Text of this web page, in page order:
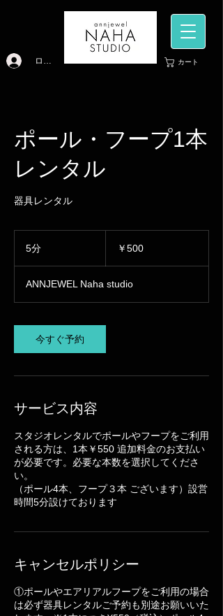
カート
ログイン
ポール・フープ1本
レンタル
器具レンタル
5分 ￥500
ANNJEWEL Naha studio
今すぐ予約
サービス内容
スタジオレンタルでポールやフープをご利用
される方は、1本￥550 追加料金のお支払い
が必要です。必要な本数を選択してくださ
い。
（ポール4本、フープ３本 ございます）設営
時間5分設けております
キャンセルポリシー
①ポールやエアリアルフープをご利用の場合
は必ず器具レンタルご予約も別途お願いいた